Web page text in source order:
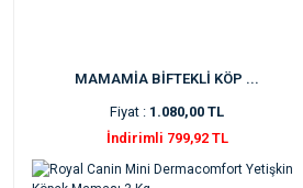
MAMAMİA BİFTEKLİ KÖP ...
Fiyat : 1.080,00 TL
İndirimli 799,92 TL